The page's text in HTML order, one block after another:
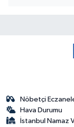
Nöbetçi
Hava Durumu
İstanbul Namaz